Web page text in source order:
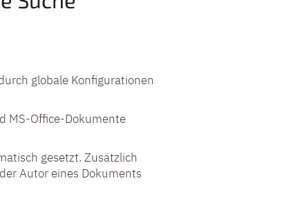
globale Konfigurationen
MS-Office-Dokumente
gesetzt. Zusätzlich
Autor eines Dokuments